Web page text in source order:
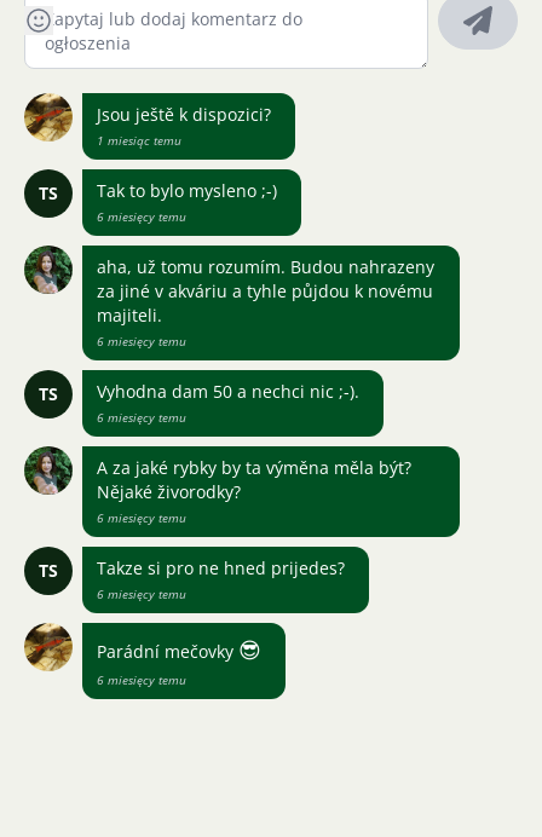
Jsou ještě k dispozici?
1 miesiąc temu
TS Tak to bylo mysleno ;-)
6 miesięcy temu
aha, už tomu rozumím. Budou nahrazeny
za jiné v akváriu a tyhle půjdou k novému
majiteli.
6 miesięcy temu
TS Vyhodna dam 50 a nechci nic ;-).
6 miesięcy temu
A za jaké rybky by ta výměna měla být?
Nějaké živorodky?
6 miesięcy temu
TS Takze si pro ne hned prijedes?
6 miesięcy temu
Parádní mečovky 😎
6 miesięcy temu